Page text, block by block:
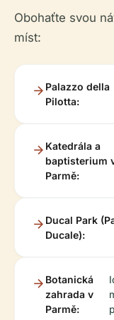
Obohaťte svou
míst:
Palazzo della
Pilotta:
Katedrála a
baptisterium
Parmě:
Ducal Park
Ducale):
Botanická
zahrada v
Parmě: